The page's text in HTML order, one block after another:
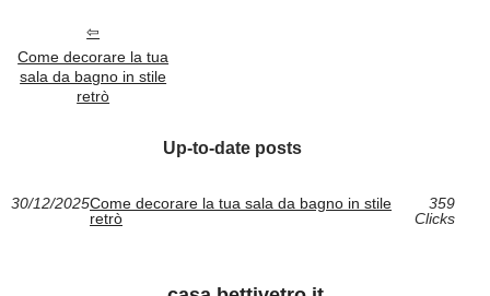
Come decorare la tua
sala da bagno in stile
retrò
Up-to-date posts
30/12/2025Come decorare la tua sala da bagno in stile
retrò
359
Clicks